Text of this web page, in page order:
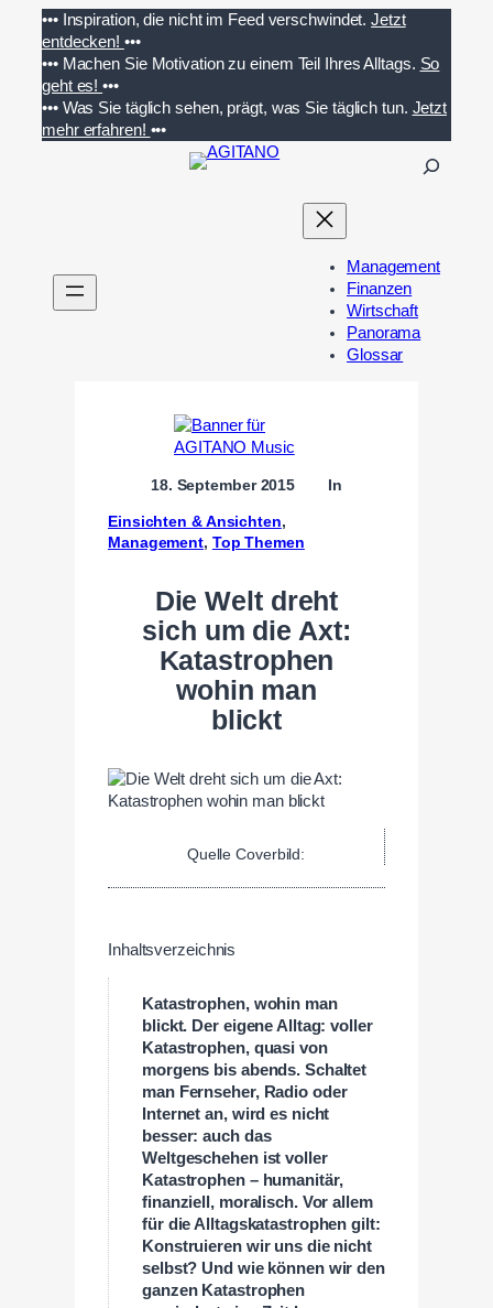
Inhalt
springen
••• Inspiration, die nicht im Feed verschwindet. Jetzt
entdecken! •••
••• Machen Sie Motivation zu einem Teil Ihres Alltags. So
geht es!•••
••• Was Sie täglich sehen, prägt, was Sie täglich tun. Jetzt
mehr erfahren! •••
n
Management
Finanzen
Wirtschaft
Panorama
Glossar
18. September 2015 In
Einsichten & Ansichten
Management, Top Themen
Die Welt dreht
sich um die Axt:
Katastrophen
wohin man
blickt
Quelle Coverbild:
Inhaltsverzeichnis
Katastrophen, wohin man
blickt. Der eigene Alltag: voller
Katastrophen, quasi von
morgens bis abends. Schaltet
man Fernseher, Radio oder
Internet an, wird es nicht
besser: auch das
Weltgeschehen ist voller
Katastrophen – humanitär,
finanziell, moralisch. Vor allem
für die Alltagskatastrophen gilt:
Konstruieren wir uns die nicht
selbst? Und wie können wir den
ganzen Katastrophen